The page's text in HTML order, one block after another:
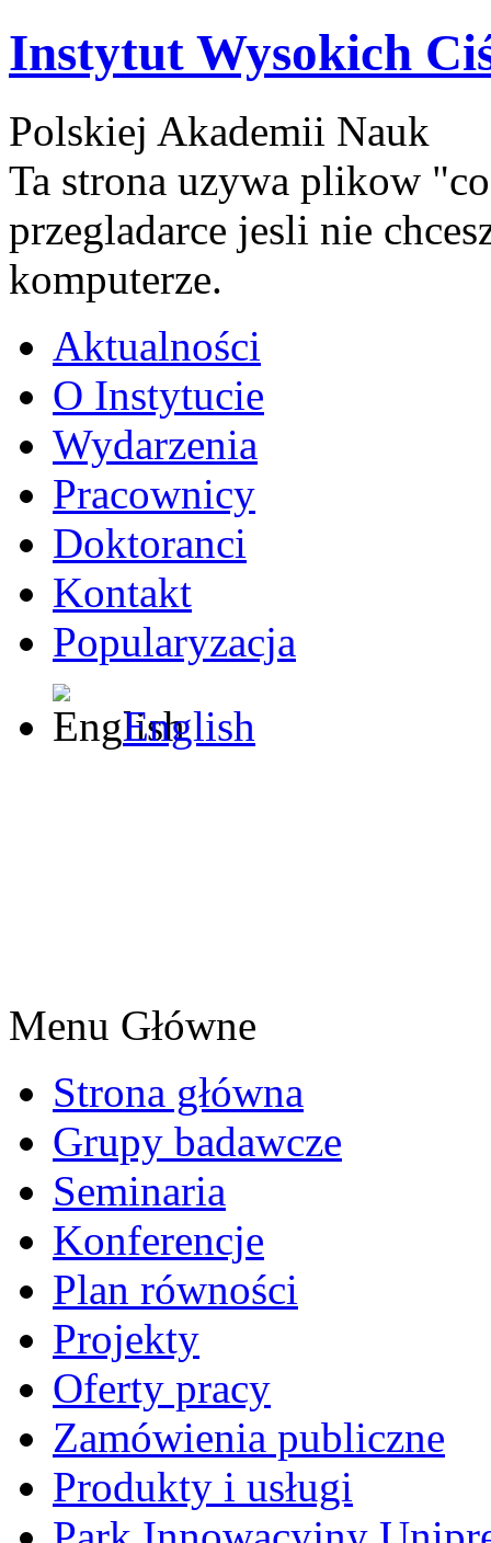
Instytut Wysokich
Polskiej Akademii Nauk
Ta strona uzywa plikow
przegladarce jesli nie
komputerze.
Aktualności
O Instytucie
Wydarzenia
Pracownicy
Doktoranci
Kontakt
Popularyzacja
English
Menu Główne
Strona główna
Grupy badawcze
Seminaria
Konferencje
Plan równości
Projekty
Oferty pracy
Zamówienia publiczne
Produkty i usługi